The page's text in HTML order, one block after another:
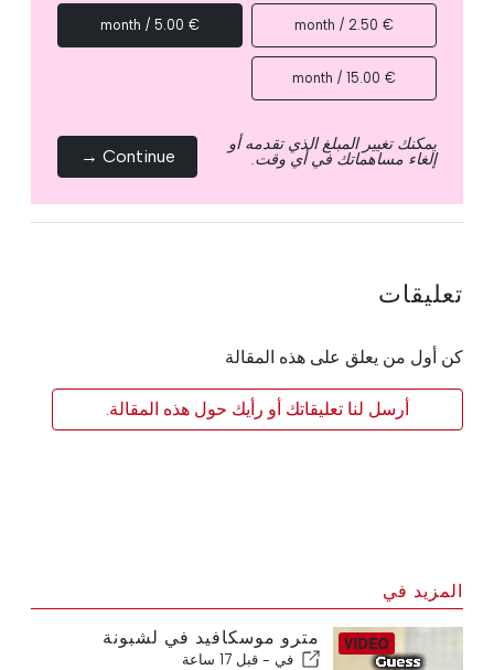
€ 2.50 / month
€ 5.00 / month
€ 15.00 / month
يمكنك تغيير المبلغ الذي تقدمه أو
إلغاء مساهماتك في أي وقت. Continue →
تعليقات
كن أول من يعلق على هذه المقالة
أرسل لنا تعليقاتك أو رأيك حول هذه المقالة.
المزيد في
مترو موسكافيد في لشبونة
في - قبل 17 ساعة